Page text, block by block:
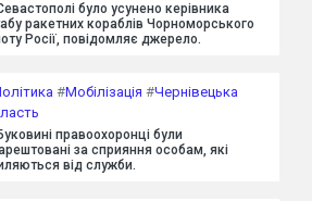
було усунено керівника
ракетних кораблів Чорноморського
Росії, повідомляє джерело.
#Мобілізація #Чернівецька
правоохоронці були
за сприяння особам, які
від служби.